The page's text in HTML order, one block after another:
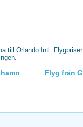
till Orlando Intl.
Flyg från